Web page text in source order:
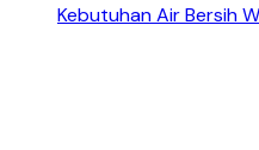
Kebutuhan Air Bersih